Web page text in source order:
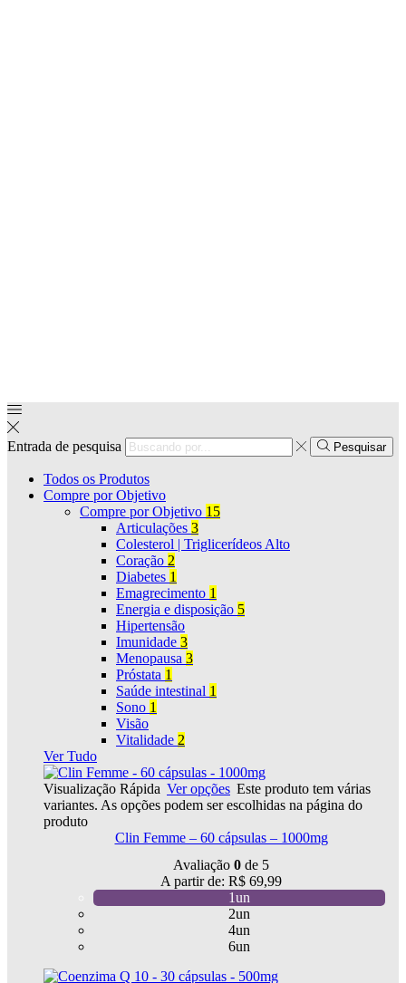
Entrada de pesquisa Pesquisar
Todos os Produtos
Compre por Objetivo
Compre por Objetivo 15
Articulações 3
Colesterol | Triglicerídeos Alto
Coração 2
Diabetes 1
Emagrecimento 1
Energia e disposição 5
Hipertensão
Imunidade 3
Menopausa 3
Próstata 1
Saúde intestinal 1
Sono 1
Visão
Vitalidade 2
Ver Tudo
Visualização Rápida Ver opções Este produto tem várias
variantes. As opções podem ser escolhidas na página do
produto
Clin Femme – 60 cápsulas – 1000mg
Avaliação 0 de 5
A partir de: R$ 69,99
1un
2un
4un
6un